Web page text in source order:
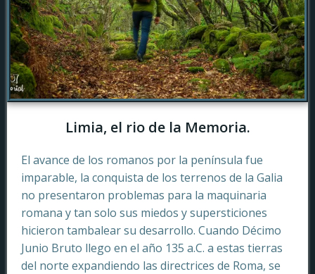
Limia, el rio de la Memoria.
El avance de los romanos por la península fue
imparable, la conquista de los terrenos de la Galia
no presentaron problemas para la maquinaria
romana y tan solo sus miedos y supersticiones
hicieron tambalear su desarrollo. Cuando Décimo
Junio Bruto llego en el año 135 a.C. a estas tierras
del norte expandiendo las directrices de Roma, se